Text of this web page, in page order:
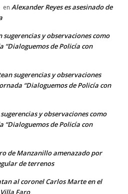
en Alexander Reyes es asesinado de
y observaciones como
de Policía con
sugerencias y observaciones
“Dialoguemos de Policía con
y observaciones como
de Policía con
de Manzanillo amenazado por
de terrenos
al coronel Carlos Marte en el
Faro